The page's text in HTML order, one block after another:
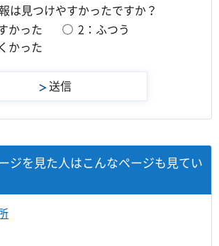
は見つけやすかったですか？
かった
2：ふつう
かった
ジを見た人はこんなページも見てい